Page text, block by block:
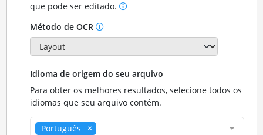
que pode ser editado.
Método de OCR
Idioma de origem do seu arquivo
Para obter os melhores resultados, selecione todos os
idiomas que seu arquivo contém.
Português